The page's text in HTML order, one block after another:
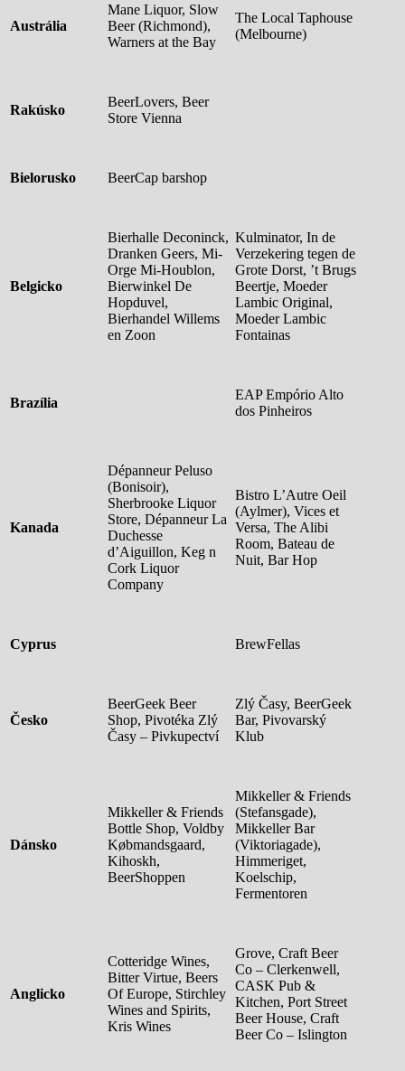
Austrália
Mane Liquor, Slow
Beer (Richmond),
Warners at the Bay
The Local Taphouse
(Melbourne)
Rakúsko
BeerLovers, Beer
Store Vienna
Bielorusko BeerCap barshop
Belgicko
Bierhalle Deconinck,
Dranken Geers, Mi-
Orge Mi-Houblon,
Bierwinkel De
Hopduvel,
Bierhandel Willems
en Zoon
Kulminator, In de
Verzekering tegen de
Grote Dorst, ’t Brugs
Beertje, Moeder
Lambic Original,
Moeder Lambic
Fontainas
Brazília
EAP Empório Alto
dos Pinheiros
Kanada
Dépanneur Peluso
(Bonisoir),
Sherbrooke Liquor
Store, Dépanneur La
Duchesse
d’Aiguillon, Keg n
Cork Liquor
Company
Bistro L’Autre Oeil
(Aylmer), Vices et
Versa, The Alibi
Room, Bateau de
Nuit, Bar Hop
Cyprus BrewFellas
Česko
BeerGeek Beer
Shop, Pivotéka Zlý
Časy – Pivkupectví
Zlý Časy, BeerGeek
Bar, Pivovarský
Klub
Dánsko
Mikkeller & Friends
Bottle Shop, Voldby
Købmandsgaard,
Kihoskh,
BeerShoppen
Mikkeller & Friends
(Stefansgade),
Mikkeller Bar
(Viktoriagade),
Himmeriget,
Koelschip,
Fermentoren
Anglicko
Cotteridge Wines,
Bitter Virtue, Beers
Of Europe, Stirchley
Wines and Spirits,
Kris Wines
Grove, Craft Beer
Co – Clerkenwell,
CASK Pub &
Kitchen, Port Street
Beer House, Craft
Beer Co – Islington